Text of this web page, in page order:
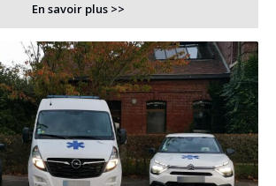
En savoir plus >>